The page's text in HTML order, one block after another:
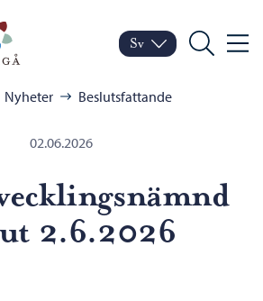
Porvoo – Gå till
Byt språk
Nuvarande språk:
Sv
Sök Meny
Nyheter Beslutsfattande
02.06.2026
2.6.2026